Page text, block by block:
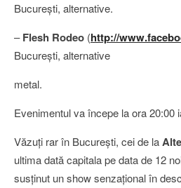
Bucureşti, alternative.
–Flesh Rodeo (http://
Bucureşti, alternative
metal.
Evenimentul va începe la ora 20:00
Văzuţi rar în Bucureşti, cei de la
ultima dată capitala pe data de 12
susţinut un show senzaţional în